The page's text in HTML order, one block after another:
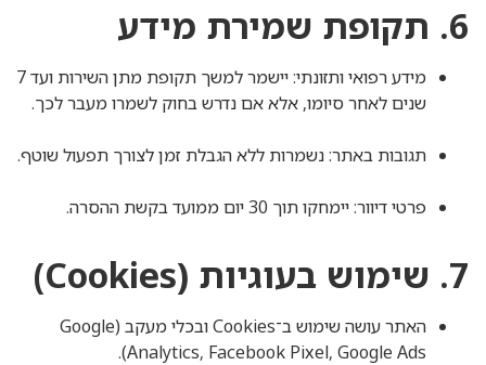
6. תקופת שמירת מידע
מידע רפואי ותזונתי: יישמר למשך תקופת מתן השירות ועד 7
שנים לאחר סיומו, אלא אם נדרש בחוק לשמרו מעבר לכך.
תגובות באתר: נשמרות ללא הגבלת זמן לצורך תפעול שוטף.
פרטי דיוור: יימחקו תוך 30 יום ממועד בקשת ההסרה.
7. שימוש בעוגיות (Cookies)
האתר עושה שימוש ב־Cookies ובכלי מעקב (Google
Analytics, Facebook Pixel, Google Ads).